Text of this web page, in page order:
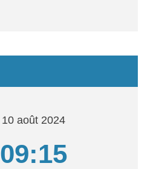
10 août 2024
09:15